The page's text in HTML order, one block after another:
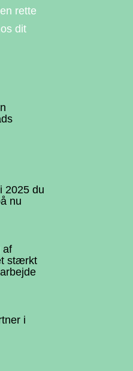
rette
dit
2025 du
nu
af
stærkt
i